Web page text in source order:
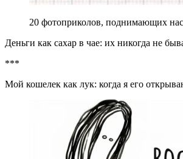
20 фотоприколов, поднимающих
Деньги как сахар в чае: их никогда не
***
Мой кошелек как лук: когда я его